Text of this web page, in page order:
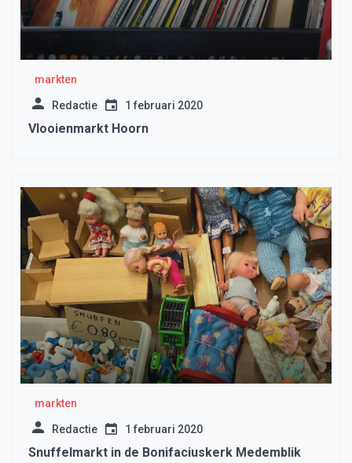
markten
Redactie 1 februari 2020
Vlooienmarkt Hoorn
markten
Redactie 1 februari 2020
Snuffelmarkt in de Bonifaciuskerk Medemblik